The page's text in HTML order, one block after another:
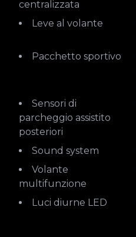
centralizzata
Leve al volante
Pacchetto sportivo
Sensori di
parcheggio assistito
posteriori
Sound system
Volante
multifunzione
Luci diurne LED